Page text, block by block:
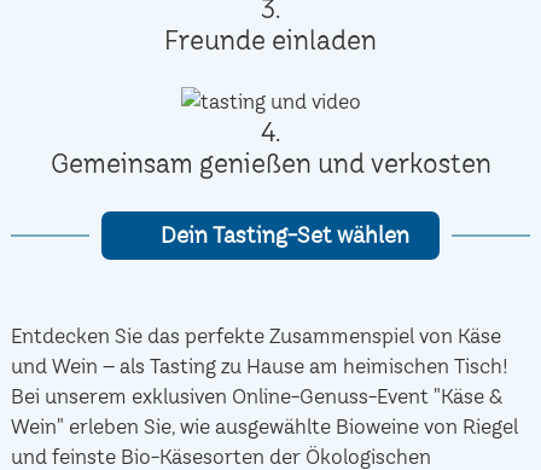
3.
Freunde einladen
4.
Gemeinsam genießen und verkosten
Dein Tasting-Set wählen
Entdecken Sie das perfekte Zusammenspiel von Käse
und Wein – als Tasting zu Hause am heimischen Tisch!
Bei unserem exklusiven Online-Genuss-Event "Käse &
Wein" erleben Sie, wie ausgewählte Bioweine von Riegel
und feinste Bio-Käsesorten der Ökologischen